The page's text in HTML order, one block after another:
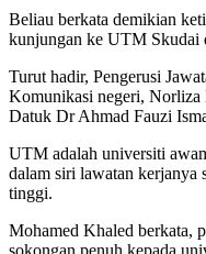
Beliau berkata demikian
kunjungan ke UTM Skudai
Turut hadir, Pengerusi
Komunikasi negeri,
Datuk Dr Ahmad Fauzi
UTM adalah universiti
dalam siri lawatan kerjanya
tinggi.
Mohamed Khaled berkata,